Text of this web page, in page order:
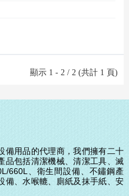
顯示 1 - 2 / 2 (共計 1 頁)
備用品的代理商，我們擁有二十
品包括清潔機械、清潔工具、滅
660L、衛生間設備、 不鏽鋼產
備、水喉轆、廁紙及抹手紙、安